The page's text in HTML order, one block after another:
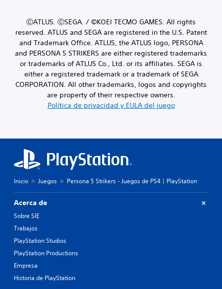
ⒸATLUS. ⒸSEGA. / ©KOEI TECMO GAMES. All rights
reserved. ATLUS and SEGA are registered in the U.S. Patent
and Trademark Office. ATLUS, the ATLUS logo, PERSONA
and PERSONA 5 STRIKERS are either registered trademarks
or trademarks of ATLUS Co., Ltd. or its affiliates. SEGA is
either a registered trademark or a trademark of SEGA
CORPORATION. All other trademarks, logos and copyrights
are property of their respective owners.
Política de privacidad y EULA del juego
Inicio Juegos Persona 5 Strikers - Juegos de PS4 | PlayStation
Acerca de
Sobre SIE
Trabajos
PlayStation Studios
PlayStation Productions
Empresa
Historia de PlayStation